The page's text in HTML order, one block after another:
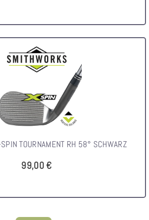
TOURNAMENT RH 58° SCHWARZ
99,00 €